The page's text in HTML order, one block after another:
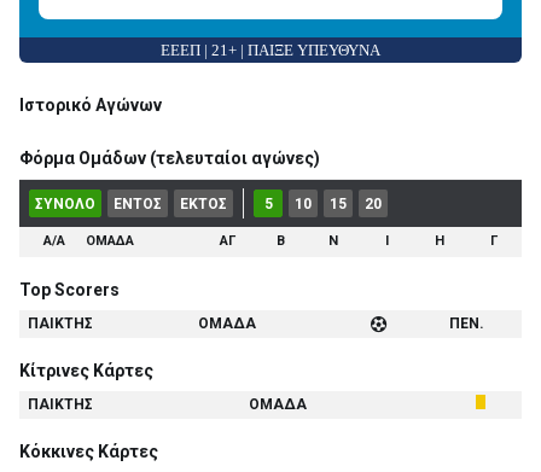
ΕΕΕΠ | 21+ | ΠΑΙΞΕ ΥΠΕΥΘΥΝΑ
Ιστορικό Αγώνων
Φόρμα Ομάδων (τελευταίοι αγώνες)
ΣΥΝΟΛΟ ΕΝΤΟΣ ΕΚΤΟΣ 5 10 15 20
Α/Α ΟΜΑΔΑ ΑΓ Β Ν Ι Η Γ
Top Scorers
ΠΑΙΚΤΗΣ ΟΜΑΔΑ ΠΕΝ.
Κίτρινες Κάρτες
ΠΑΙΚΤΗΣ ΟΜΑΔΑ
Κόκκινες Κάρτες